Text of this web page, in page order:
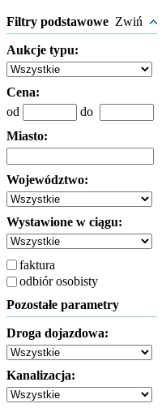
Filtry podstawowe Zwiń
Aukcje typu:
Cena:
od
do
Miasto:
Województwo:
Wystawione w ciągu:
faktura
odbiór osobisty
Pozostałe parametry
Droga dojazdowa:
Kanalizacja: